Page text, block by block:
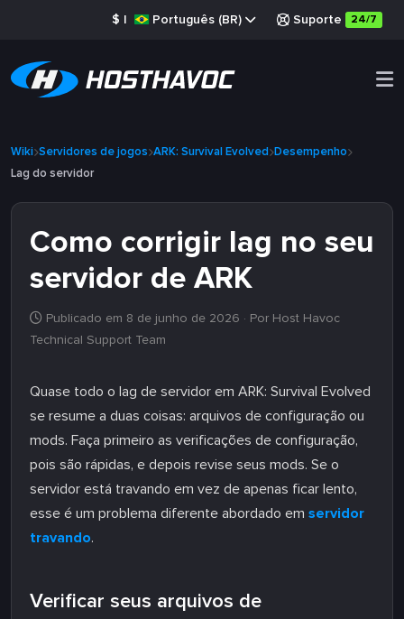
$ | Português (BR) Suporte 24/7
Wiki Servidores de jogos ARK: Survival Evolved Desempenho
Lag do servidor
Como corrigir lag no seu
servidor de ARK
Publicado em 8 de junho de 2026 · Por Host Havoc
Technical Support Team
Quase todo o lag de servidor em ARK: Survival Evolved
se resume a duas coisas: arquivos de configuração ou
mods. Faça primeiro as verificações de configuração,
pois são rápidas, e depois revise seus mods. Se o
servidor está travando em vez de apenas ficar lento,
esse é um problema diferente abordado em servidor
travando.
Verificar seus arquivos de